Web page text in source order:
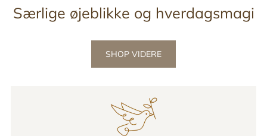
Særlige øjeblikke og hverdagsmagi
SHOP VIDERE